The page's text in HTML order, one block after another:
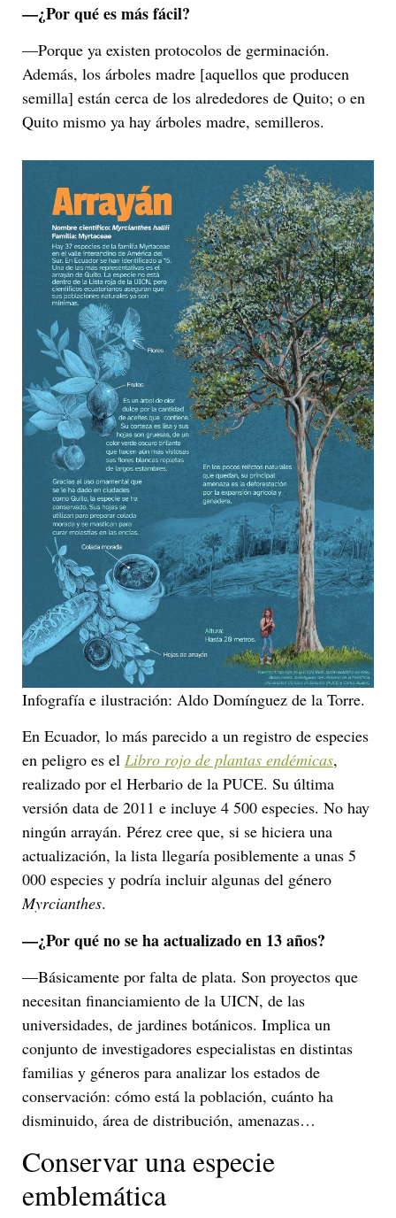
—¿Por qué es más fácil?
—Porque ya existen protocolos de germinación.
Además, los árboles madre [aquellos que producen
semilla] están cerca de los alrededores de Quito; o en
Quito mismo ya hay árboles madre, semilleros.
Infografía e ilustración: Aldo Domínguez de la Torre.
En Ecuador, lo más parecido a un registro de especies
en peligro es el Libro rojo de plantas endémicas,
realizado por el Herbario de la PUCE. Su última
versión data de 2011 e incluye 4 500 especies. No hay
ningún arrayán. Pérez cree que, si se hiciera una
actualización, la lista llegaría posiblemente a unas 5
000 especies y podría incluir algunas del género
Myrcianthes.
—¿Por qué no se ha actualizado en 13 años?
—Básicamente por falta de plata. Son proyectos que
necesitan financiamiento de la UICN, de las
universidades, de jardines botánicos. Implica un
conjunto de investigadores especialistas en distintas
familias y géneros para analizar los estados de
conservación: cómo está la población, cuánto ha
disminuido, área de distribución, amenazas…
Conservar una especie
emblemática